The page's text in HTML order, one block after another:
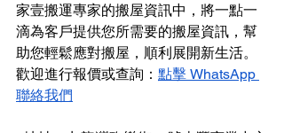
家壹搬運專家的搬屋資訊中，將一點一
滴為客戶提供您所需要的搬屋資訊，幫
助您輕鬆應對搬屋，順利展開新生活。
歡迎進行報價或查詢： 點擊 WhatsApp
聯絡我們